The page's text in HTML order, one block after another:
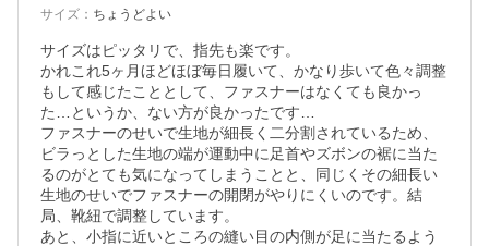
サイズ ： ちょうどよい
サイズはピッタリで、指先も楽です。
かれこれ5ヶ月ほどほぼ毎日履いて、かなり歩いて色々調整
もして感じたこととして、ファスナーはなくても良かっ
た…というか、ない方が良かったです…
ファスナーのせいで生地が細長く二分割されているため、
ビラっとした生地の端が運動中に足首やズボンの裾に当た
るのがとても気になってしまうことと、同じくその細長い
生地のせいでファスナーの開閉がやりにくいのです。結
局、靴紐で調整しています。
あと、小指に近いところの縫い目の内側が足に当たるよう